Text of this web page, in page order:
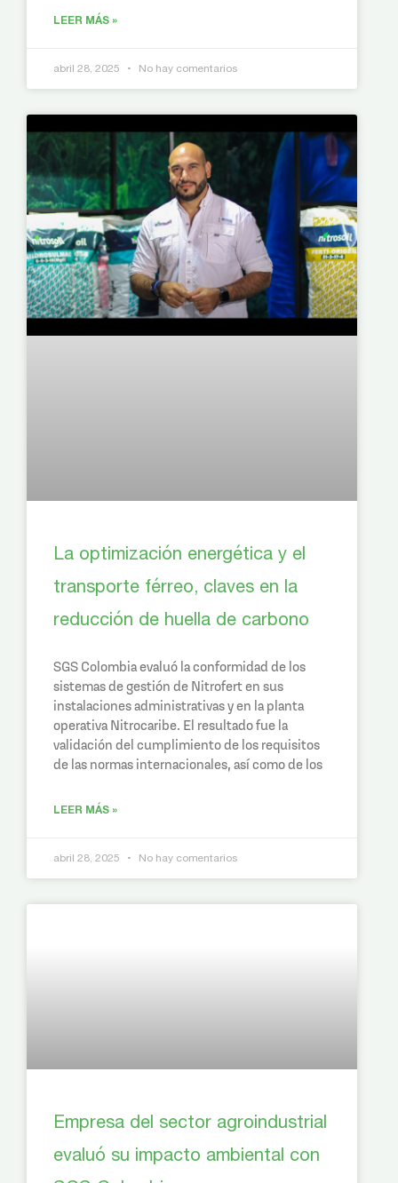
LEER MÁS »
abril 28, 2025 No hay comentarios
La optimización energética y el
transporte férreo, claves en la
reducción de huella de carbono
SGS Colombia evaluó la conformidad de los
sistemas de gestión de Nitrofert en sus
instalaciones administrativas y en la planta
operativa Nitrocaribe. El resultado fue la
validación del cumplimiento de los requisitos
de las normas internacionales, así como de los
LEER MÁS »
abril 28, 2025 No hay comentarios
Empresa del sector agroindustrial
evaluó su impacto ambiental con